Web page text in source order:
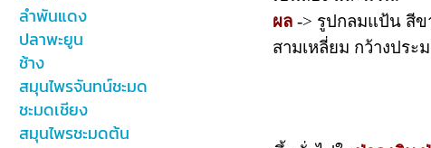
ลำพันแดง
ปลาพะยูน
ช้าง
สมุนไพรจันทน์ชะมด
ชะมดเชียง
สมุนไพรชะมดต้น
ผล -> รูปกลมแป้น สีข
สามเหลี่ยม กว้างปร